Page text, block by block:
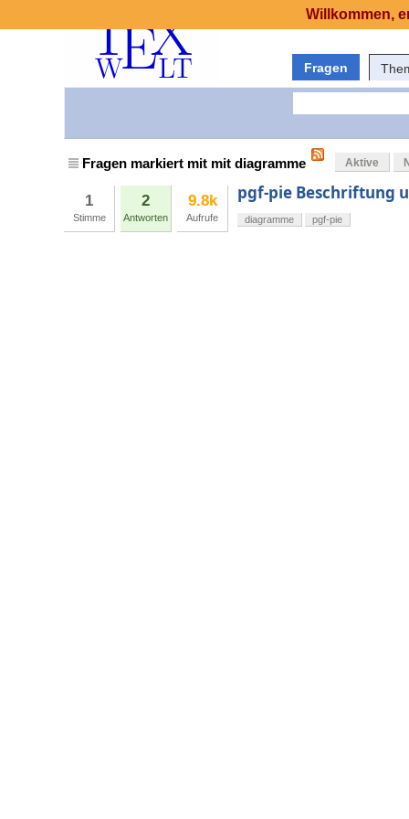
Fragen
Fragen markiert mit mit diagramme Aktive
1
Stimme
2
Antworten
9.8k
Aufrufe
pgf-pie Beschriftung
diagramme pgf-pie
Willkommen,